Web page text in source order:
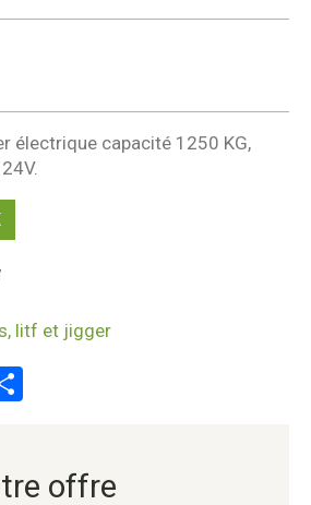
électrique capacité 1250 KG,
litf et jigger
offre